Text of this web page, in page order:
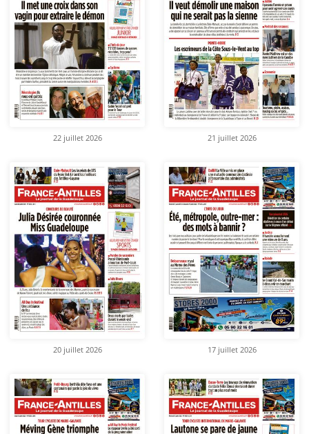
22 juillet 2026 21 juillet 2026
20 juillet 2026 17 juillet 2026